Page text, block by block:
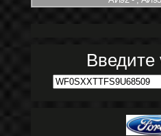
Введите